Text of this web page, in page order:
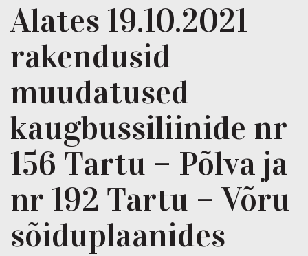
Alates 19.10.2021
rakendusid
muudatused
kaugbussiliinide nr
156 Tartu – Põlva ja
nr 192 Tartu – Võru
sõiduplaanides